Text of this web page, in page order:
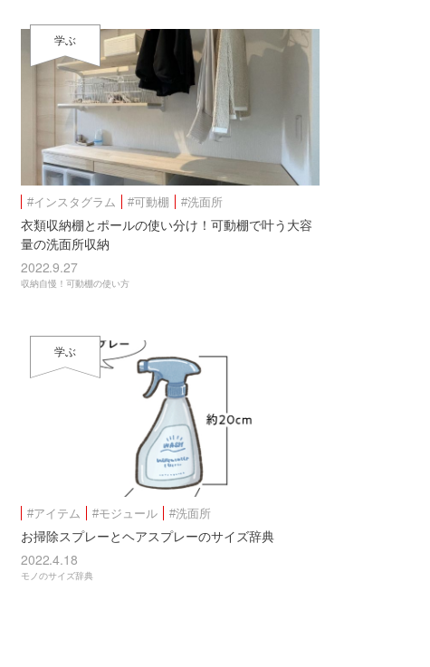
学ぶ
#インスタグラム #可動棚 #洗面所
衣類収納棚とポールの使い分け！可動棚で叶う大容
量の洗面所収納
2022.9.27
収納自慢！可動棚の使い方
学ぶ
#アイテム #モジュール #洗面所
お掃除スプレーとヘアスプレーのサイズ辞典
2022.4.18
モノのサイズ辞典